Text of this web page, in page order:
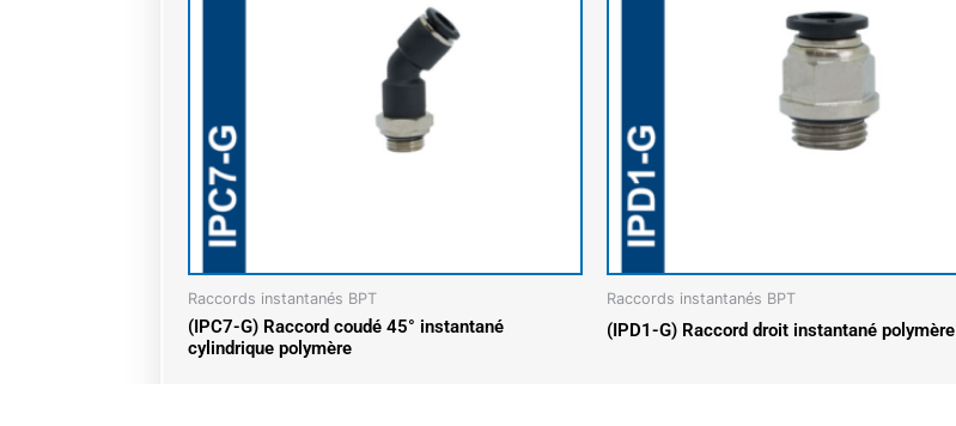
Raccords instantanés BPT
(IPC7-G) Raccord coudé 45° instantané
cylindrique polymère
Raccords instantanés BPT
(IPD1-G) Raccord droit instantané polymère